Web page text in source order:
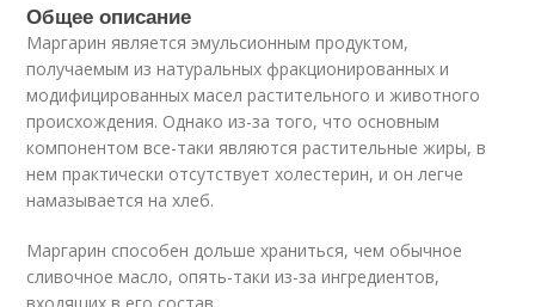
Общее описание
Маргарин является эмульсионным продуктом,
получаемым из натуральных фракционированных и
модифицированных масел растительного и животного
происхождения. Однако из-за того, что основным
компонентом все-таки являются растительные жиры, в
нем практически отсутствует холестерин, и он легче
намазывается на хлеб.
Маргарин способен дольше храниться, чем обычное
сливочное масло, опять-таки из-за ингредиентов,